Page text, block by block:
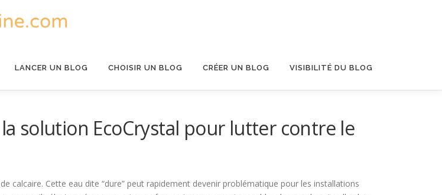
LANCER UN BLOG CHOISIR UN BLOG CRÉER UN BLOG VISIBILITÉ DU BLOG
solution EcoCrystal pour lutter contre le
calcaire. Cette eau dite “dure” peut rapidement devenir problématique pour les installations